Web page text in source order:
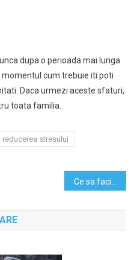
dupa o perioada mai lunga
cum trebuie iti poti
Daca urmezi aceste sfaturi,
toata familia.
reducerea stresului